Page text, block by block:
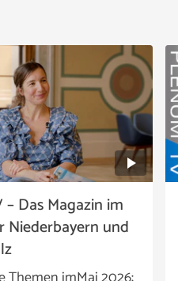
– Das Magazin im
Niederbayern und